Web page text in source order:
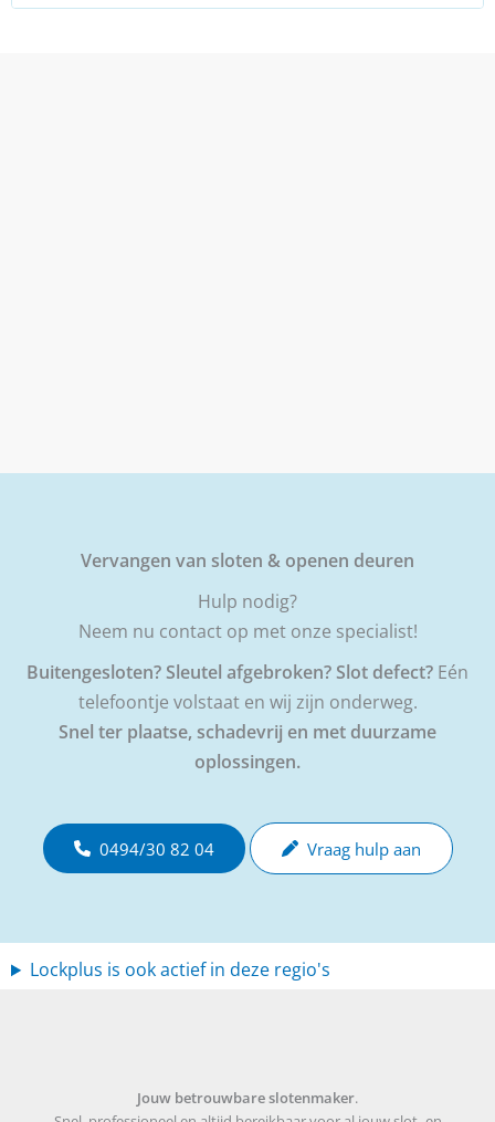
Vervangen van sloten & openen deuren
Hulp nodig?
Neem nu contact op met onze specialist!
Buitengesloten? Sleutel afgebroken? Slot defect? Eén
telefoontje volstaat en wij zijn onderweg.
Snel ter plaatse, schadevrij en met duurzame
oplossingen.
0494/30 82 04 Vraag hulp aan
Lockplus is ook actief in deze regio's
Jouw betrouwbare slotenmaker.